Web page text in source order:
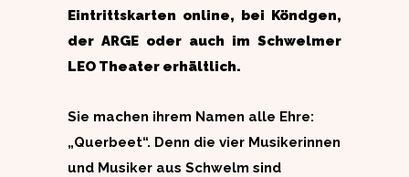
Eintrittskarten online, bei Köndgen,
der ARGE oder auch im Schwelmer
LEO Theater erhältlich.
Sie machen ihrem Namen alle Ehre:
„Querbeet“. Denn die vier Musikerinnen
und Musiker aus Schwelm sind